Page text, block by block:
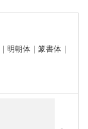
明朝体｜篆書体｜